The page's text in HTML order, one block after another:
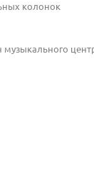
колонок
музыкального